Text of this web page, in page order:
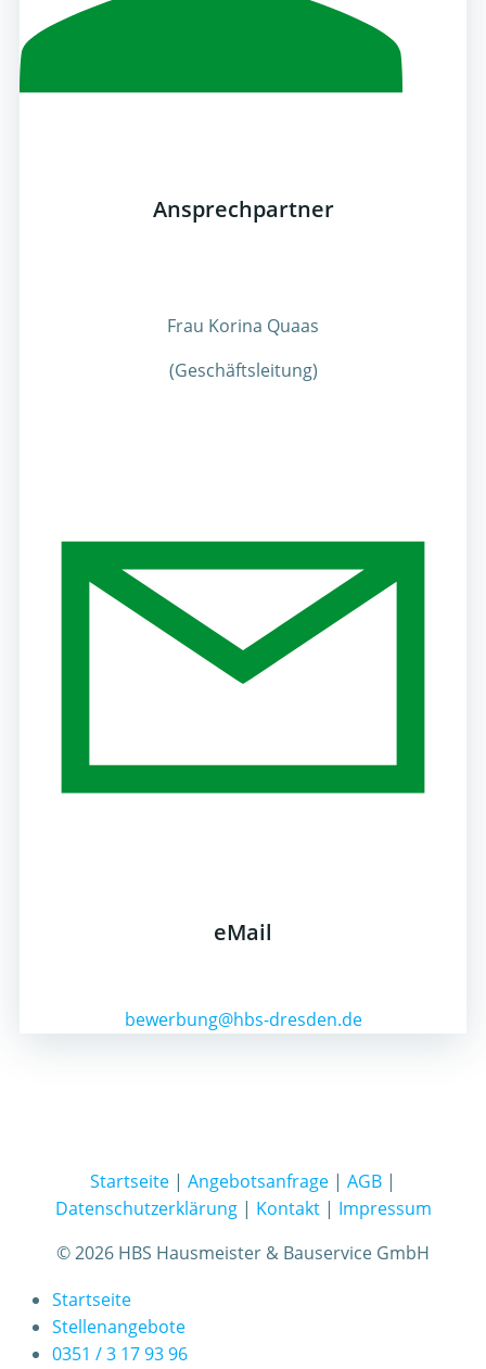
Ansprechpartner
Frau Korina Quaas
(Geschäftsleitung)
eMail
bewerbung@hbs-dresden.de
Startseite | Angebotsanfrage | AGB |
Datenschutzerklärung| Kontakt| Impressum
© 2026 HBS Hausmeister & Bauservice GmbH
Startseite
Stellenangebote
0351 / 3 17 93 96